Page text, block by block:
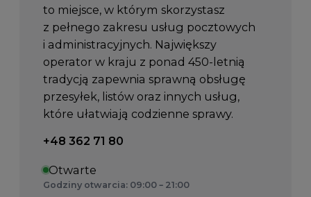
to miejsce, w którym skorzystasz
z pełnego zakresu usług pocztowych
i administracyjnych. Największy
operator w kraju z ponad 450-letnią
tradycją zapewnia sprawną obsługę
przesyłek, listów oraz innych usług,
które ułatwiają codzienne sprawy.
Telefon kontaktowy:
+48 362 71 80
Otwarte
Godziny otwarcia: 09:00 – 21:00